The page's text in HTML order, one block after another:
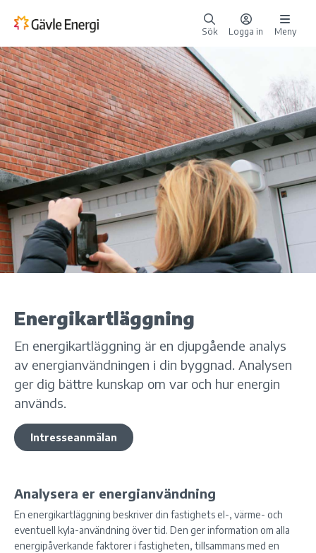
Sök Logga in Meny
Energikartläggning
En energikartläggning är en djupgående analys
av energianvändningen i din byggnad. Analysen
ger dig bättre kunskap om var och hur energin
används.
Intresseanmälan
Analysera er energianvändning
En energikartläggning beskriver din fastighets el-, värme- och
eventuell kyla-användning över tid. Den ger information om alla
energipåverkande faktorer i fastigheten, tillsammans med en